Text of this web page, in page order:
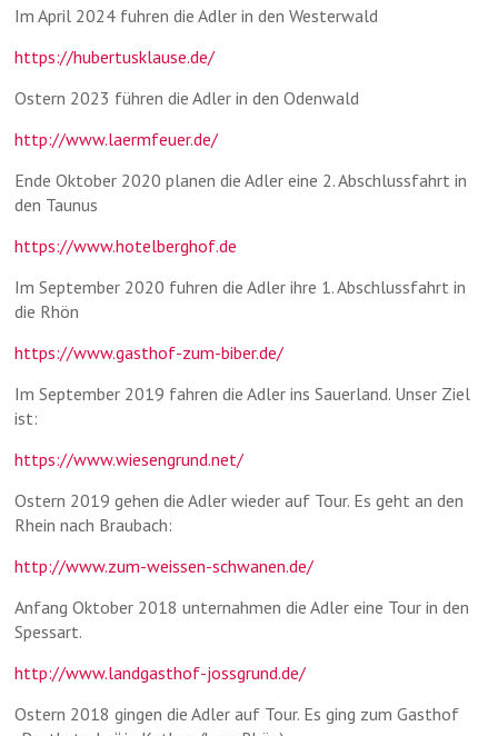
Im April 2024 fuhren die Adler in den Westerwald
https://hubertusklause.de/
Ostern 2023 führen die Adler in den Odenwald
http://www.laermfeuer.de/
Ende Oktober 2020 planen die Adler eine 2. Abschlussfahrt in
den Taunus
https://www.hotelberghof.de
Im September 2020 fuhren die Adler ihre 1. Abschlussfahrt in
die Rhön
https://www.gasthof-zum-biber.de/
Im September 2019 fahren die Adler ins Sauerland. Unser Ziel
ist:
https://www.wiesengrund.net/
Ostern 2019 gehen die Adler wieder auf Tour. Es geht an den
Rhein nach Braubach:
http://www.zum-weissen-schwanen.de/
Anfang Oktober 2018 unternahmen die Adler eine Tour in den
Spessart.
http://www.landgasthof-jossgrund.de/
Ostern 2018 gingen die Adler auf Tour. Es ging zum Gasthof